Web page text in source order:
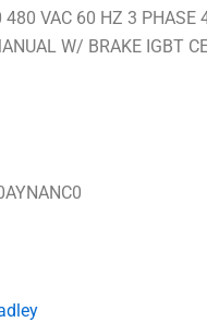
VAC 60 HZ 3
W/ BRAKE IGBT